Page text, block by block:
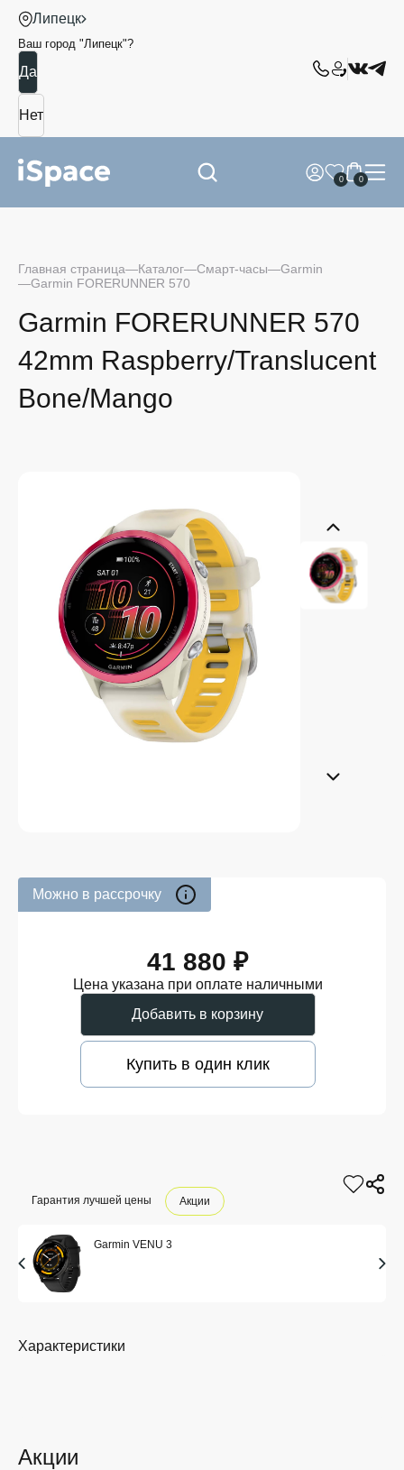
Липецк
Ваш город "Липецк"?
0 0
Главная страница Каталог Смарт-часы
Garmin
Garmin FORERUNNER 570
Garmin FORERUNNER 570
42mm Raspberry/Translucent
Bone/Mango
Можно в рассрочку
41 880 ₽
Цена указана при оплате наличными
Добавить в корзину
Купить в один клик
Гарантия лучшей цены Акции
Garmin VENU 3
Акции
Характеристики